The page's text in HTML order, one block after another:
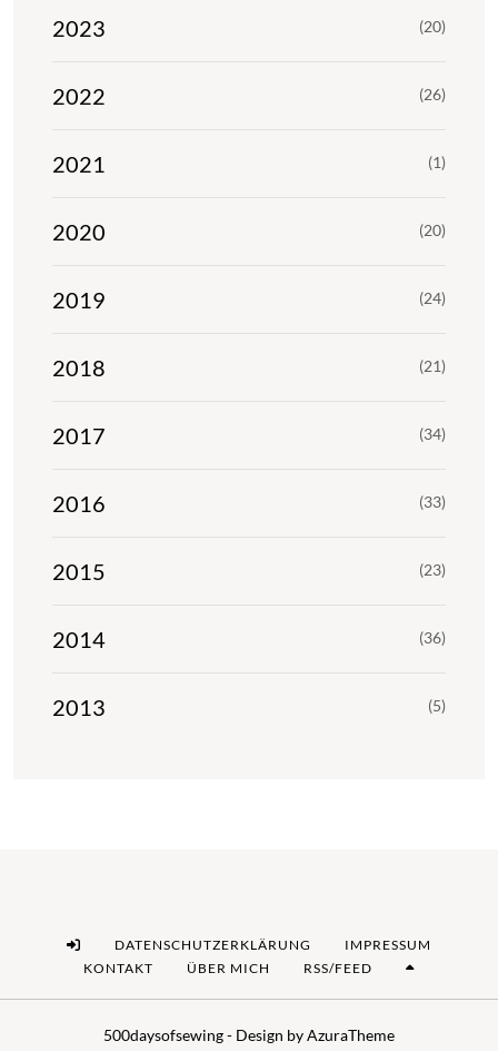
2023 (20)
2022 (26)
2021 (1)
2020 (20)
2019 (24)
2018 (21)
2017 (34)
2016 (33)
2015 (23)
2014 (36)
2013 (5)
DATENSCHUTZERKLÄRUNG
IMPRESSUM
KONTAKT
ÜBER MICH RSS/FEED
500daysofsewing - Design by AzuraTheme